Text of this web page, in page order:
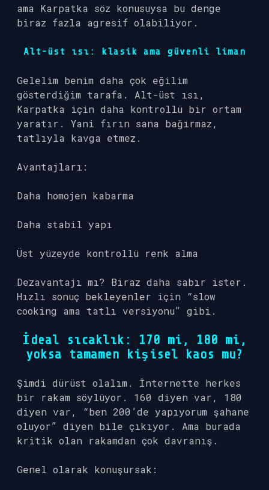
ama Karpatka söz konusuysa bu denge
biraz fazla agresif olabiliyor.
Alt-üst ısı: klasik ama güvenli liman
Gelelim benim daha çok eğilim
gösterdiğim tarafa. Alt-üst ısı,
Karpatka için daha kontrollü bir ortam
yaratır. Yani fırın sana bağırmaz,
tatlıyla kavga etmez.
Avantajları:
Daha homojen kabarma
Daha stabil yapı
Üst yüzeyde kontrollü renk alma
Dezavantajı mı? Biraz daha sabır ister.
Hızlı sonuç bekleyenler için “slow
cooking ama tatlı versiyonu” gibi.
İdeal sıcaklık: 170 mi, 180 mi,
yoksa tamamen kişisel kaos mu?
Şimdi dürüst olalım. İnternette herkes
bir rakam söylüyor. 160 diyen var, 180
diyen var, “ben 200’de yapıyorum şahane
oluyor” diyen bile çıkıyor. Ama burada
kritik olan rakamdan çok davranış.
Genel olarak konuşursak: